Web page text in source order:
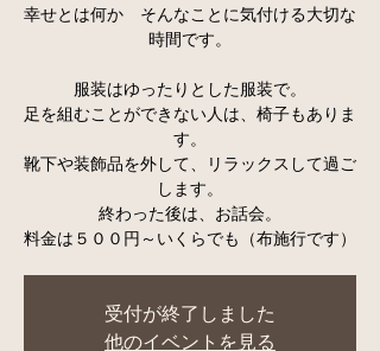
幸せとは何か そんなことに気付ける大切な
時間です。
服装はゆったりとした服装で。
足を組むことができない人は、椅子もありま
す。
靴下や装飾品を外して、リラックスして過ご
します。
終わった後は、お話会。
受付が終了しました
他のイベントを見る